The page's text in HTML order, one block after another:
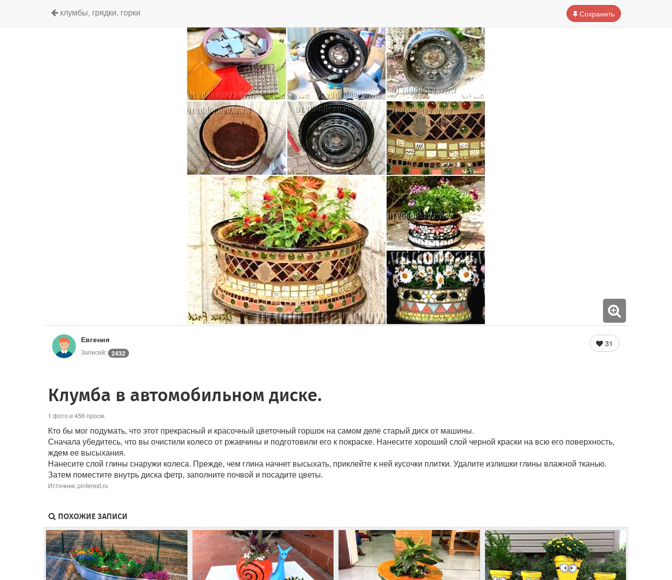
Сохранить
клумбы, грядки, горки
Евгения
Записей: 2432
31
Клумба в автомобильном диске.
1 фото и 456 просм.
Кто бы мог подумать, что этот прекрасный и красочный цветочный горшок на самом деле старый диск от машины.
Сначала убедитесь, что вы очистили колесо от ржавчины и подготовили его к покраске. Нанесите хороший слой черной краски на всю его поверхность,
ждем ее высыхания.
Нанесите слой глины снаружи колеса. Прежде, чем глина начнет высыхать, приклейте к ней кусочки плитки. Удалите излишки глины влажной тканью.
Затем поместите внутрь диска фетр, заполните почвой и посадите цветы.
Источник: pinterest.ru
ПОХОЖИЕ ЗАПИСИ